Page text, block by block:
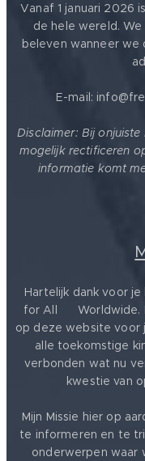
Vanaf 1 januari 2026
de hele wereld.
beleven wanneer we
E-mail:
Disclaimer: Bij
mogelijk rectificeren
informatie komt
Hartelijk dank voor
for All ❤️ Worldwide.
op deze website voor
alle toekomstige
verbonden wat nu
kwestie van
Mijn Missie hier op
te informeren en te
onderwerpen waar